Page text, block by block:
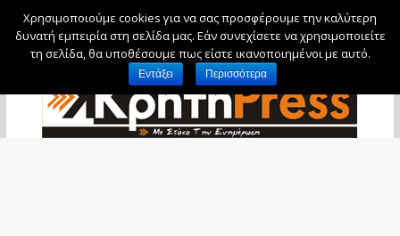
Δευτέρα, 10 Αυγούστου, 2026
Χρησιμοποιούμε cookies για να σας προσφέρουμε την καλύτερη
δυνατή εμπειρία στη σελίδα μας. Εάν συνεχίσετε να χρησιμοποιείτε
τη σελίδα, θα υποθέσουμε πως είστε ικανοποιημένοι με αυτό.
Εντάξει Περισσότερα